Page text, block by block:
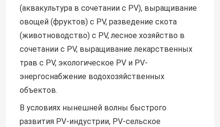
Видео
О нас
Путешествие фабрики
Проверка качества
(аквакультура в сочетании с PV), выращивание
овощей (фруктов) с PV, разведение скота
(животноводство) с PV, лесное хозяйство в
сочетании с PV, выращивание лекарственных
трав с PV, экологическое PV и PV-
энергоснабжение водохозяйственных
объектов.
В условиях нынешней волны быстрого
развития PV-индустрии, PV-сельское